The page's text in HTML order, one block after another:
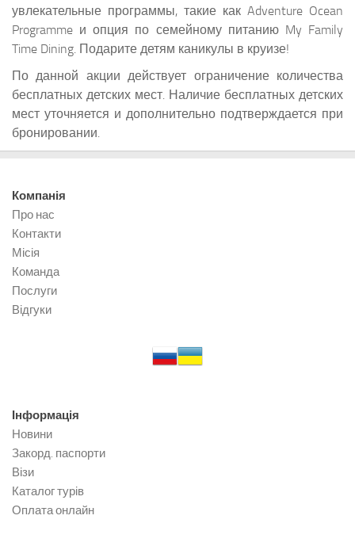
увлекательные программы, такие как Adventure Ocean
Programme и опция по семейному питанию My Family
Time Dining. Подарите детям каникулы в круизе!
По данной акции действует ограничение количества
бесплатных детских мест. Наличие бесплатных детских
мест уточняется и дополнительно подтверждается при
бронировании.
Компанія
Про нас
Контакти
Місія
Команда
Послуги
Відгуки
Інформація
Новини
Закорд. паспорти
Візи
Каталог турів
Оплата онлайн